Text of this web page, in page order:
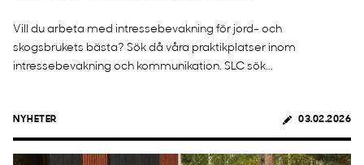
Vill du arbeta med intressebevakning för jord- och
skogsbrukets bästa? Sök då våra praktikplatser inom
intressebevakning och kommunikation. SLC sök...
NYHETER 03.02.2026